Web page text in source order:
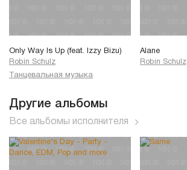
Only Way Is Up (feat. Izzy Bizu)
Robin Schulz
Танцевальная музыка
Alane
Robin Schulz
Другие альбомы
Все альбомы исполнителя